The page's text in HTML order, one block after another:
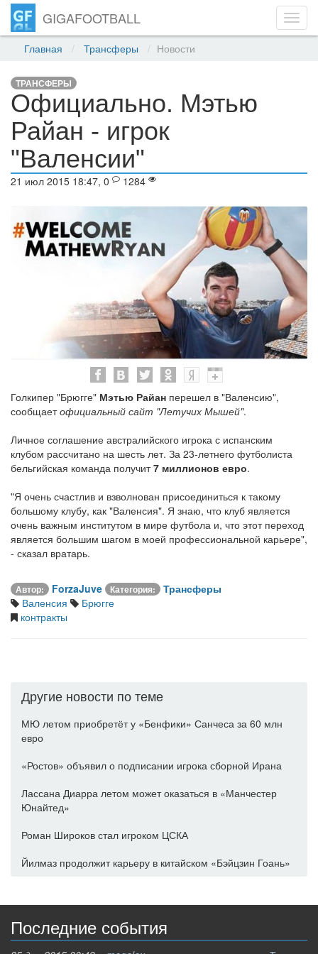
GIGAFOOTBALL
Главная Трансферы Новости
ТРАНСФЕРЫ
Официально. Мэтью
Райан - игрок
"Валенсии"
21 июл 2015 18:47, 0 1284
Голкипер "Брюгге" Мэтью Райан перешел в "Валенсию",
сообщаетофициальный сайт "Летучих Мышей".
Личное соглашение австралийского игрока с испанским
клубом рассчитано на шесть лет. За 23-летнего футболиста
бельгийская команда получит7 миллионов евро.
"Я очень счастлив и взволнован присоединиться к такому
большому клубу, как "Валенсия". Я знаю, что клуб является
очень важным институтом в мире футбола и, что этот переход
является большим шагом в моей профессиональной карьере",
- сказал вратарь.
Автор: ForzaJuve Категория:
Трансферы
Валенсия
Брюгге
контракты
Другие новости по теме
МЮ летом приобретёт у «Бенфики» Санчеса за 60 млн
евро
«Ростов» объявил о подписании игрока сборной Ирана
Лассана Диарра летом может оказаться в «Манчестер
Юнайтед»
Роман Широков стал игроком ЦСКА
Йилмаз продолжит карьеру в китайском «Бэйцзин Гоань»
Последние события